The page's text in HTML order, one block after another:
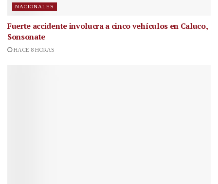
NACIONALES
Fuerte accidente involucra a cinco vehículos en Caluco,
Sonsonate
HACE 8 HORAS